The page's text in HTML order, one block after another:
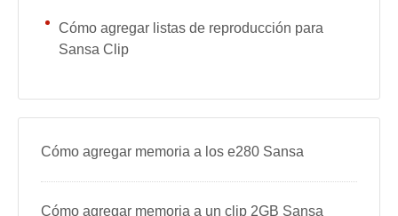
Cómo agregar listas de reproducción para
Sansa Clip
Cómo agregar memoria a los e280 Sansa
Cómo agregar memoria a un clip 2GB Sansa